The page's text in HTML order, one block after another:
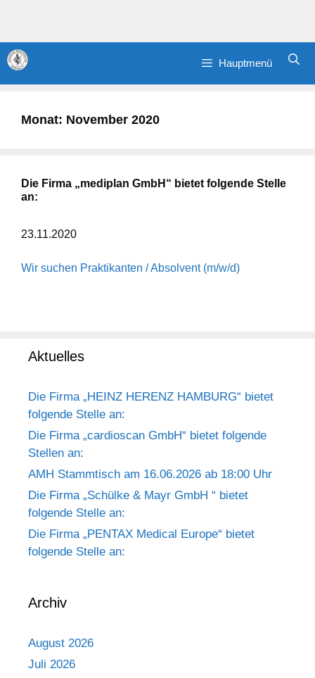
springen
Hauptmenü
Monat: November 2020
Die Firma „mediplan GmbH“ bietet folgende Stelle
an:
23.11.2020
Wir suchen Praktikanten / Absolvent (m/w/d)
Aktuelles
Die Firma „HEINZ HERENZ HAMBURG“ bietet
folgende Stelle an:
Die Firma „cardioscan GmbH“ bietet folgende
Stellen an:
AMH Stammtisch am 16.06.2026 ab 18:00 Uhr
Die Firma „Schülke & Mayr GmbH “ bietet
folgende Stelle an:
Die Firma „PENTAX Medical Europe“ bietet
folgende Stelle an:
Archiv
August 2026
Juli 2026